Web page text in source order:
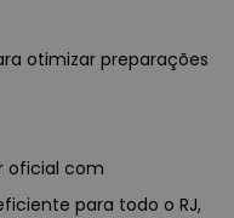
otimizar preparações
oficial com
para todo o RJ,